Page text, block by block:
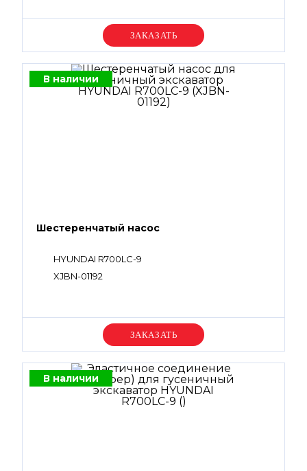
Уточняйте цену
В наличии
Шестеренчатый насос
HYUNDAI R700LC-9
XJBN-01192
Уточняйте цену
В наличии